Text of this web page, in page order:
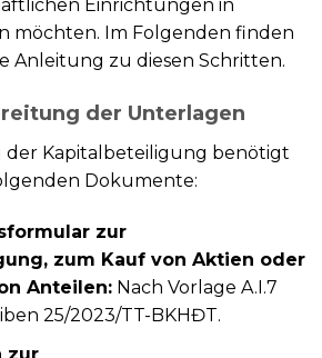
Einrichtungen in
möchten. Im Folgenden finden
Anleitung zu diesen Schritten.
der Unterlagen
der Kapitalbeteiligung benötigt
Dokumente:
zur
zum Kauf von Aktien oder
Anteilen:Nach Vorlage A.I.7
25/2023/TT-BKHĐT.
zur